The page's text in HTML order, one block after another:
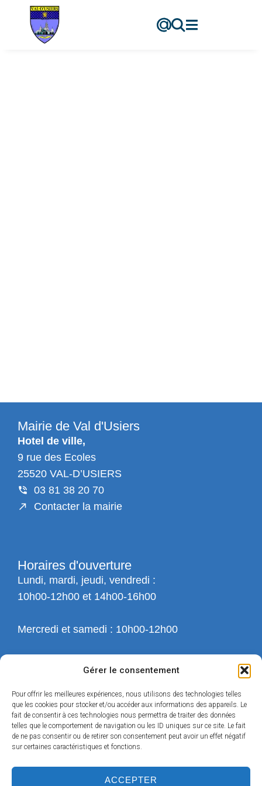
Gérer le consentement
Pour offrir les meilleures expériences, nous utilisons des technologies telles
que les cookies pour stocker et/ou accéder aux informations des appareils. Le
fait de consentir à ces technologies nous permettra de traiter des données
telles que le comportement de navigation ou les ID uniques sur ce site. Le fait
de ne pas consentir ou de retirer son consentement peut avoir un effet négatif
sur certaines caractéristiques et fonctions.
ACCEPTER
principal
Mairie de Val d'Usiers
Hotel de ville,
9 rue des Ecoles
25520 VAL-D’USIERS
03 81 38 20 70
Contacter la mairie
Horaires d'ouverture
Lundi, mardi, jeudi, vendredi :
10h00-12h00 et 14h00-16h00
Mercredi et samedi : 10h00-12h00